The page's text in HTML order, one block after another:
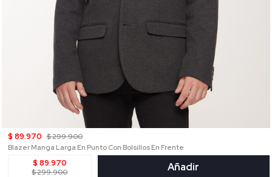
$ 89.970 $ 299.900
Blazer Manga Larga En Punto Con Bolsillos En Frente
$ 89.970
$ 299.900 Añadir